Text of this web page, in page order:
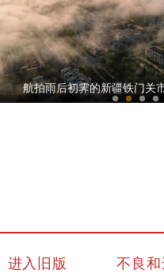
搭乘国产客机出行 瞰
航拍雨后初霁的新疆铁门关
进入旧版 不良